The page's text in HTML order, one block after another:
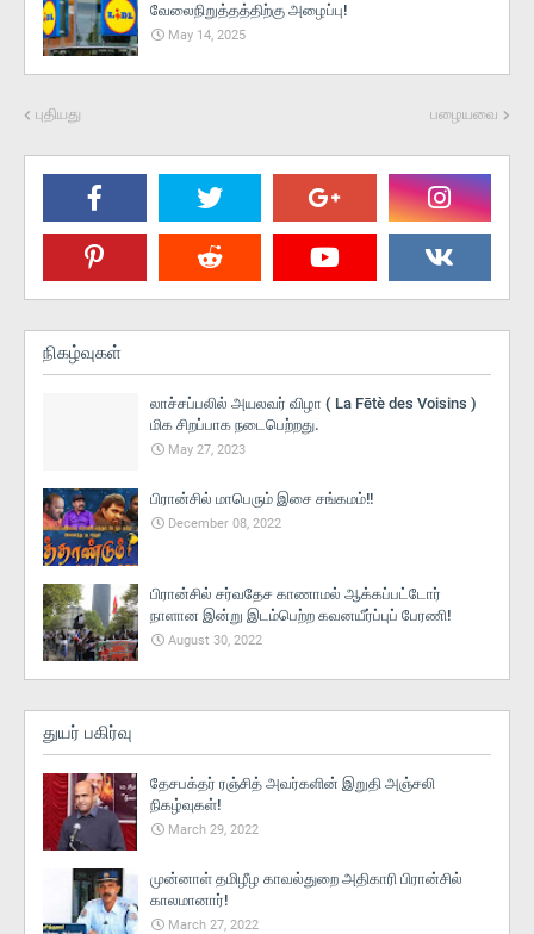
வேலைநிறுத்தத்திற்கு அழைப்பு!
May 14, 2025
புதியது பழையவை
நிகழ்வுகள்
லாச்சப்பலில் அயலவர் விழா ( La Fētè des Voisins )
மிக சிறப்பாக நடைபெற்றது.
May 27, 2023
பிரான்சில் மாபெரும் இசை சங்கமம்!!
December 08, 2022
பிரான்சில் சர்வதேச காணாமல் ஆக்கப்பட்டோர்
நாளான இன்று இடம்பெற்ற கவனயீர்ப்புப் பேரணி!
August 30, 2022
துயர் பகிர்வு
தேசபக்தர் ரஞ்சித் அவர்களின் இறுதி அஞ்சலி
நிகழ்வுகள்!
March 29, 2022
முன்னாள் தமிழீழ காவல்துறை அதிகாரி பிரான்சில்
காலமானார்!
March 27, 2022